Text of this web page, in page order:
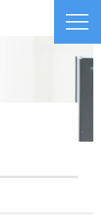
toggle